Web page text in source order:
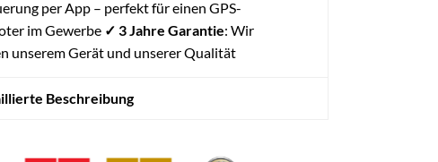
per App – perfekt für einen GPS-
im Gewerbe ✓ 3 Jahre Garantie: Wir
unserem Gerät und unserer Qualität
Beschreibung